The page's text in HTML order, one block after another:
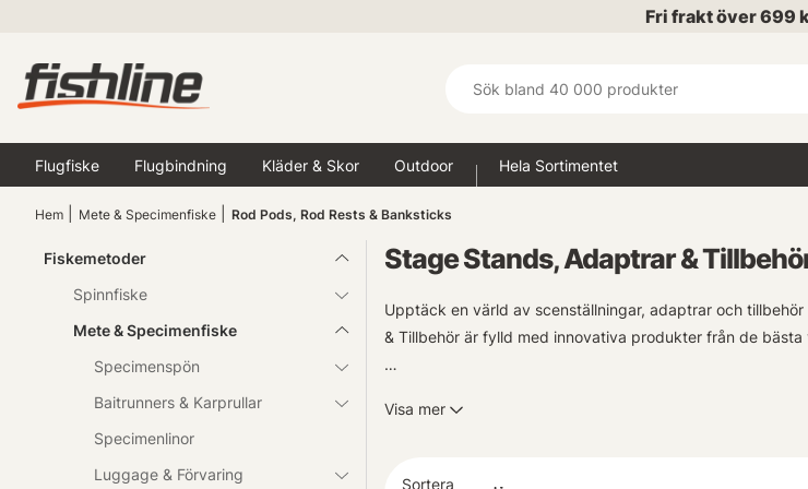
Fri frakt över 699
Flugfiske Flugbindning Kläder & Skor Outdoor Hela Sortimentet
Hem Mete & Specimenfiske Rod Pods, Rod Rests & Banksticks
Fiskemetoder
Spinnfiske
Mete & Specimenfiske
Specimenspön
Baitrunners & Karprullar
Specimenlinor
Luggage & Förvaring
Stage Stands, Adaptrar &
Upptäck en värld av scenställningar, adaptrar och
& Tillbehör är fylld med innovativa produkter från de
ställningar ger dig stabilitet och säkerhet under dina
Visa mer
Sortera